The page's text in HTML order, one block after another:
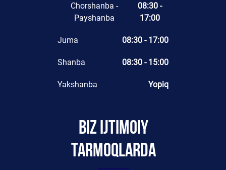
Chorshanba -
Payshanba
08:30 -
17:00
Juma 08:30 - 17:00
Shanba 08:30 - 15:00
Yakshanba Yopiq
Biz ijtimoiy
tarmoqlarda